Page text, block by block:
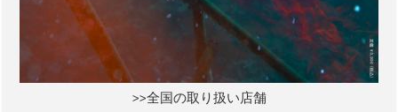
>>全国の取り扱い店舗